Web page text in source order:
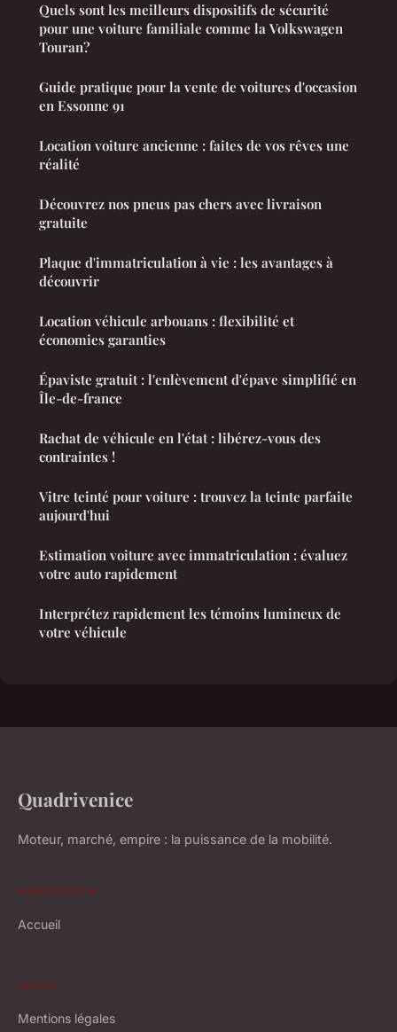
Quels sont les meilleurs dispositifs de sécurité
pour une voiture familiale comme la Volkswagen
Touran?
Guide pratique pour la vente de voitures d'occasion
en Essonne 91
Location voiture ancienne : faites de vos rêves une
réalité
Découvrez nos pneus pas chers avec livraison
gratuite
Plaque d'immatriculation à vie : les avantages à
découvrir
Location véhicule arbouans : flexibilité et
économies garanties
Épaviste gratuit : l'enlèvement d'épave simplifié en
Île-de-france
Rachat de véhicule en l'état : libérez-vous des
contraintes !
Vitre teinté pour voiture : trouvez la teinte parfaite
aujourd'hui
Estimation voiture avec immatriculation : évaluez
votre auto rapidement
Interprétez rapidement les témoins lumineux de
votre véhicule
Quadrivenice
Moteur, marché, empire : la puissance de la mobilité.
NAVIGATION
Accueil
LÉGAL
Mentions légales